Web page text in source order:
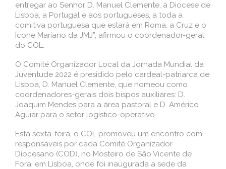
entregar ao Senhor D. Manuel Clemente, à Diocese de
Lisboa, a Portugal e aos portugueses, a toda a
comitiva portuguesa que estará em Roma, a Cruz e o
Ícone Mariano da JMJ”, afirmou o coordenador-geral
do COL.
O Comité Organizador Local da Jornada Mundial da
Juventude 2022 é presidido pelo cardeal-patriarca de
Lisboa, D. Manuel Clemente, que nomeou como
coordenadores-gerais dois bispos auxiliares: D.
Joaquim Mendes para a área pastoral e D. Américo
Aguiar para o setor logístico-operativo.
Esta sexta-feira, o COL promoveu um encontro com
responsáveis por cada Comité Organizador
Diocesano (COD), no Mosteiro de São Vicente de
Fora, em Lisboa, onde foi inaugurada a sede da